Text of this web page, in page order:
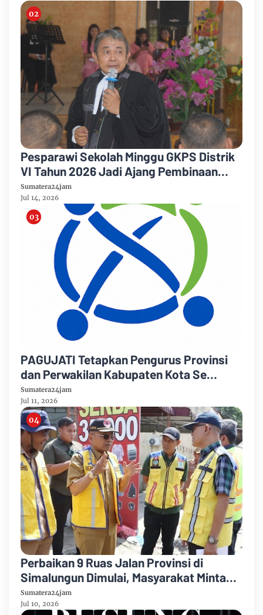
Pesparawi Sekolah Minggu GKPS Distrik
VI Tahun 2026 Jadi Ajang Pembinaan
Iman dan Pengembangan Talenta Anak
Sumatera24jam
Jul 14, 2026
PAGUJATI Tetapkan Pengurus Provinsi
dan Perwakilan Kabupaten Kota Se
Provinsi Jambi Periode 2026–2029
Sumatera24jam
Jul 11, 2026
Perbaikan 9 Ruas Jalan Provinsi di
Simalungun Dimulai, Masyarakat Minta
Ruas Siantar–Perbatasan Karo Jadi
Prioritas
Sumatera24jam
Jul 10, 2026